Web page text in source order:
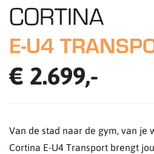
CORTINA
E-U4
€ 2.699,-
Van de stad naar de gym, van je
Cortina E-U4 Transport brengt